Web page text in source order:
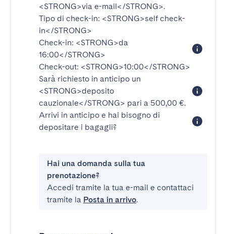
<STRONG>via e-mail</STRONG>.
Tipo di check-in: <STRONG>self check-
in</STRONG>
Check-in: <STRONG>da
16:00</STRONG>
Check-out: <STRONG>10:00</STRONG>
Sarà richiesto in anticipo un
<STRONG>deposito
cauzionale</STRONG> pari a 500,00 €.
Arrivi in anticipo e hai bisogno di
depositare i bagagli?
Hai una domanda sulla tua
prenotazione?
Accedi tramite la tua e-mail e contattaci
tramite la Posta in arrivo.